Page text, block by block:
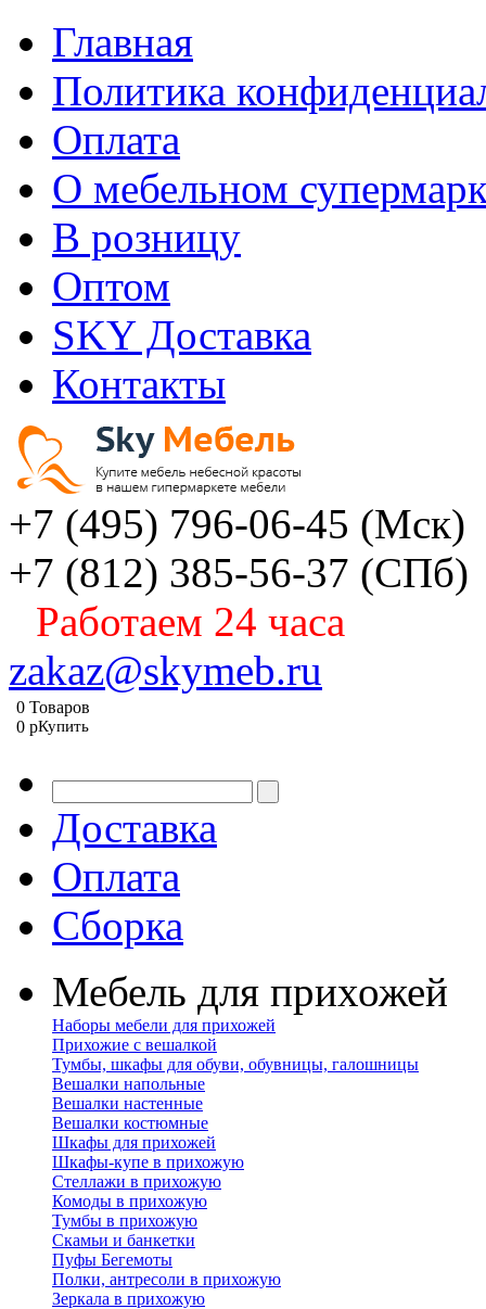
Главная
Политика
Оплата
О мебельном
В розницу
Оптом
SKY Доставка
Контакты
+7 (495) 796-06-45 (Мск)
+7 (812) 385-56-37 (СПб)
Работаем 24 часа
zakaz@skymeb.ru
0 Товаров
0 pКупить
Доставка
Оплата
Сборка
Мебель для прихожей
Наборы мебели для прихожей
Прихожие с вешалкой
Тумбы, шкафы для обуви, обувницы, галошницы
Вешалки напольные
Вешалки настенные
Вешалки костюмные
Шкафы для прихожей
Шкафы-купе в прихожую
Стеллажи в прихожую
Комоды в прихожую
Тумбы в прихожую
Скамьи и банкетки
Пуфы Бегемоты
Полки, антресоли в прихожую
Зеркала в прихожую